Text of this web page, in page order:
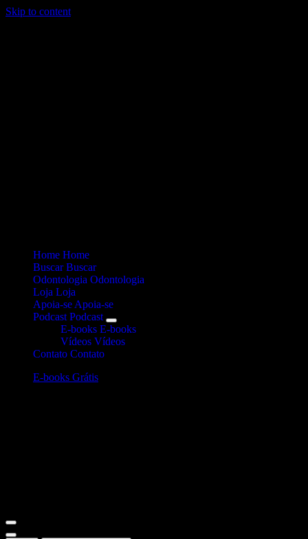
Skip to content
Home Home
Buscar Buscar
Odontologia Odontologia
Loja Loja
Apoia-se Apoia-se
Podcast Podcast
E-books E-books
Vídeos Vídeos
Contato Contato
E-books Grátis